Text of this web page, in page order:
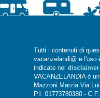
Tutti i contenuti di
vacanzelandi@ e l'uso
indicate nel disclaimer
VACANZELANDIA è
Mazzoni Marzia Via
P.I. 01773780380 -